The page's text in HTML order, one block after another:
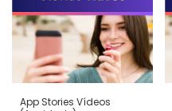
App Stories Vídeos